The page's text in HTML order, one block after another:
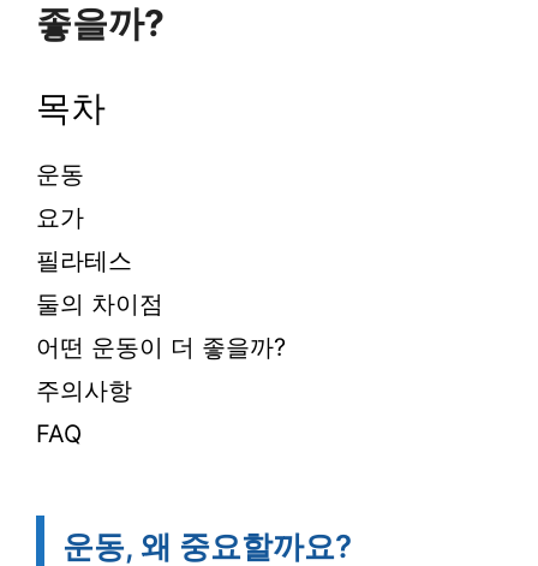
좋을까?
목차
운동
요가
필라테스
둘의 차이점
어떤 운동이 더 좋을까?
주의사항
FAQ
운동, 왜 중요할까요?